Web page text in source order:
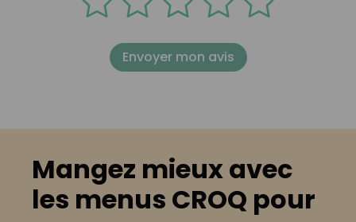
Envoyer mon avis
Mangez mieux avec
les menus CROQ pour